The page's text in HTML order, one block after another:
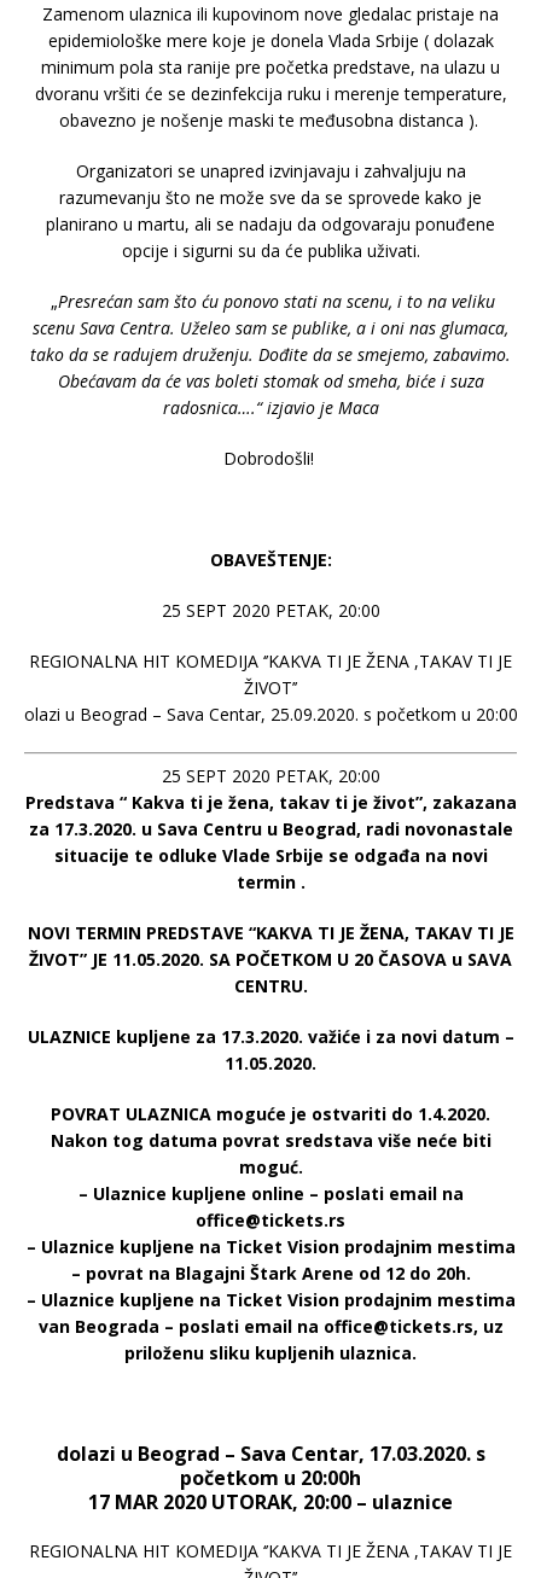
Zamenom ulaznica ili kupovinom nove gledalac pristaje na
epidemiološke mere koje je donela Vlada Srbije ( dolazak
minimum pola sta ranije pre početka predstave, na ulazu u
dvoranu vršiti će se dezinfekcija ruku i merenje temperature,
obavezno je nošenje maski te međusobna distanca ).
Organizatori se unapred izvinjavaju i zahvaljuju na
razumevanju što ne može sve da se sprovede kako je
planirano u martu, ali se nadaju da odgovaraju ponuđene
opcije i sigurni su da će publika uživati.
„Presrećan sam što ću ponovo stati na scenu, i to na veliku
scenu Sava Centra. Uželeo sam se publike, a i oni nas glumaca,
tako da se radujem druženju. Dođite da se smejemo, zabavimo.
Obećavam da će vas boleti stomak od smeha, biće i suza
radosnica….“ izjavio je Maca
Dobrodošli!
OBAVEŠTENJE:
25 SEPT 2020 PETAK, 20:00
REGIONALNA HIT KOMEDIJA ‘’KAKVA TI JE ŽENA ,TAKAV TI JE
ŽIVOT’’
dolazi u Beograd – Sava Centar, 25.09.2020. s početkom u 20:00h
25 SEPT 2020 PETAK, 20:00
Predstava “ Kakva ti je žena, takav ti je život”, zakazana
za 17.3.2020. u Sava Centru u Beograd, radi novonastale
situacije te odluke Vlade Srbije se odgađa na novi
termin .
NOVI TERMIN PREDSTAVE “KAKVA TI JE ŽENA, TAKAV TI JE
ŽIVOT” JE 11.05.2020. SA POČETKOM U 20 ČASOVA u SAVA
CENTRU.
ULAZNICE kupljene za 17.3.2020. važiće i za novi datum –
11.05.2020.
POVRAT ULAZNICA moguće je ostvariti do 1.4.2020.
Nakon tog datuma povrat sredstava više neće biti
moguć.
– Ulaznice kupljene online – poslati email na
office@tickets.rs
– Ulaznice kupljene na Ticket Vision prodajnim mestima
– povrat na Blagajni Štark Arene od 12 do 20h.
– Ulaznice kupljene na Ticket Vision prodajnim mestima
van Beograda – poslati email na office@tickets.rs, uz
priloženu sliku kupljenih ulaznica.
dolazi u Beograd – Sava Centar, 17.03.2020. s
početkom u 20:00h
17 MAR 2020 UTORAK, 20:00 – ulaznice
REGIONALNA HIT KOMEDIJA ‘’KAKVA TI JE ŽENA ,TAKAV TI JE